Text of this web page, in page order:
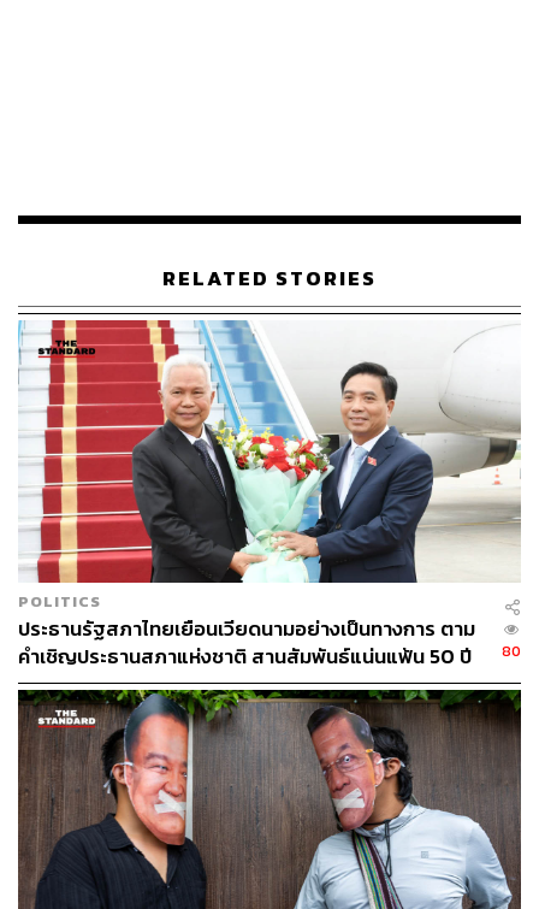
ต่อเนื่อง แต่ ณ ปัจจุบันเริ่มเห็นหลายๆ บริษัทเข้ามาจด
จีนกับสหรัฐฯ เป็นแค่ช่วงระยะสั้นๆ เท่านั้น
หากเจาะลึกลงไปในรายละเอียดของประเทศจีน ต้องยอมรับ
ว่า จีนที่มีค่า P/E ค่อนข้างถูก เมื่อเทียบกับสหรัฐฯ หรือยุโรป
บวกกับในปี 2565 เศรษฐกิจจีนน่าจะเริ่มกลับมาได้ เนื่องจาก
จะมีการประชุมใหญ่ของพรรคคอมมิวนิสต์จีน ประมาณ
เดือนตุลาคม-พฤศจิกายน ปี 2565 เพื่อคัดเลือกผู้นำคนใหม่
โดย หลี่เค่อเฉียง ประธานคณะมนตรีรัฐกิจสาธารณรัฐ
ประชาชนจีนคนปัจจุบัน อาจจะไม่ได้ไปต่อ เพราะว่าใน
กฎหมายไม่สามารถให้ครองอำนาจได้เกินสองวาระ
แต่สำหรับ สีจิ้นผิง อาจจะได้รับการเลือกอีกหนึ่งสมัย เพราะ
ว่าในรัฐธรรมนูญได้มีการเปิดกว้างไว้รอแล้ว หลังจากที่ได้มี
การจัดระเบียบไว้ในปี 2564 ดังนั้นจีนน่าจะมีการเก็บกระสุน
ไว้ใช้ปี 2565 ดูได้จากการออกหุ้นกู้ทั้งภาครัฐและเอกชนในปี
2564 มีออกมาค่อนข้างน้อย จึงคาดการณ์ว่า จีนจะเก็บ
กระสุนไว้ออกพันธบัตรในปี 2565 แทน เพื่อนำมาดูแล
เศรษฐกิจ ซึ่งเป็นอีกหนึ่งนโยบายทางด้านการคลังของจีน
“มีสถิติที่น่าสนใจคือ เมื่อไรที่ตลาดหุ้นจีนหรือสหรัฐฯ ยุโรป
ญี่ปุ่น ไทย หรืออีเมอร์จิ้ง กับเอเชียมารวมกัน ปีไหนที่จีนอยู่ต่ำ
สุด ปีถัดมาจีนจะกลับมา Perform ได้”
RELATED STORIES
POLITICS
ประธานรัฐสภาไทยเยือนเวียดนามอย่างเป็นทางการ ตาม
คำเชิญประธานสภาแห่งชาติ สานสัมพันธ์แน่นแฟ้น 50 ปี
80